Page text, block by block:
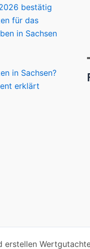
bestätig
für das
in Sachsen
in Sachsen?
erklärt